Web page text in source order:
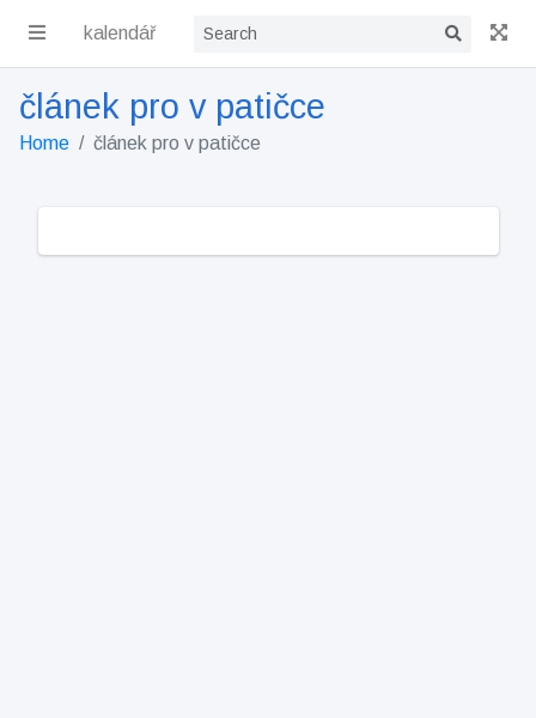
kalendář
článek pro v patičce
Home článek pro v patičce